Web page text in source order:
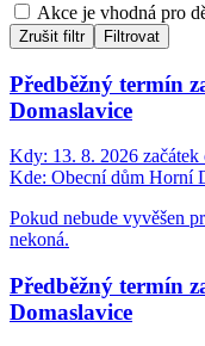
Akce je vhodná pro
Zrušit filtr Filtrovat
Předběžný termín
Domaslavice
Kdy: 13. 8. 2026
Kde: Obecní dům Horní
Pokud nebude vyvěšen
nekoná.
Předběžný termín
Domaslavice